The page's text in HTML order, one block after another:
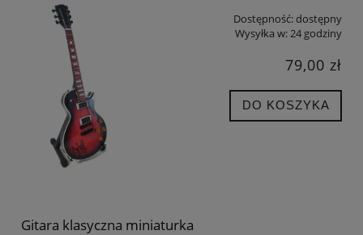
Dostępność:dostępny
Wysyłka w:24 godziny
79,00 zł
DO KOSZYKA
Gitara klasyczna miniaturka